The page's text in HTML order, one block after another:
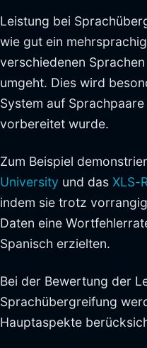
Leistung bei
wie gut ein
verschiedenen
umgeht. Dies wird
System auf
vorbereitet wurde.
Zum Beispiel
University und das XLS-
indem sie trotz
Daten eine
Spanisch erzielten.
Bei der Bewertung der
Sprachübergreifung
Hauptaspekte